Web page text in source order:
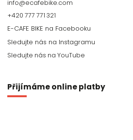
info@ecafebike.com
+420 777 771 321
Sledujte nás na YouTube
Přijímáme online platby